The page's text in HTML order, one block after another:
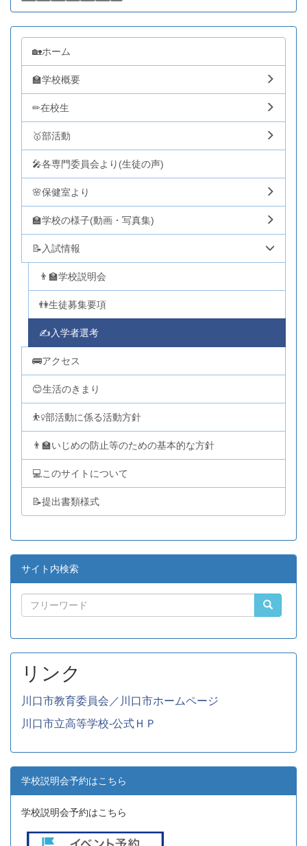
🏡ホーム
🏫学校概要
✏在校生
🥇部活動
🎤各専門委員会より(生徒の声)
🌸保健室より
🏫学校の様子(動画・写真集)
📝入試情報
👨‍🏫学校説明会
👫生徒募集要項
✍入学者選考
🚌アクセス
😊生活のきまり
⛹️‍♀️部活動に係る活動方針
👨‍🏫いじめの防止等のための基本的な方針
💻このサイトについて
📝提出書類様式
サイト内検索
リンク
川口市教育委員会／川口市ホームページ
川口市立高等学校-公式ＨＰ
学校説明会予約はこちら
学校説明会予約はこちら